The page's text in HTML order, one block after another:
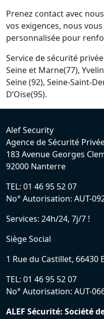
Prenez contact avec
vos exigences, nous
personnalisée pour
Service de sécurité
Seine et Marne(77),
Seine (92), Seine-Saint-
D’Oise(95).
Alef Security
Agence de Sécurité
183 Avenue Georges
92000 Nanterre
TEL: 01 46 95 52 07
No° Autorisation: AUT-
Services: 24h/24, 7j/7 !
Siège Social
1 Rue du Castillet, 66430
TEL: 01 46 95 52 07
No° Autorisation: AUT-
ALEF Sécurité: Société